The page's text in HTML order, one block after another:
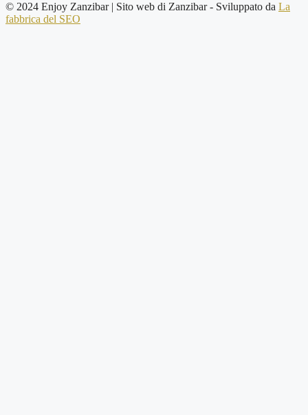
© 2024 Enjoy Zanzibar | Sito web di Zanzibar- Sviluppato da La
fabbrica del SEO